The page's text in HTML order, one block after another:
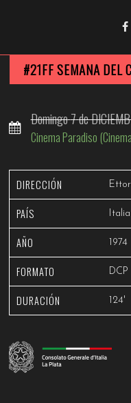
#21FF SEMANA DEL
Domingo7de
Cinema Paradiso
DIRECCIÓN
PAÍS Italia
AÑO 1974
FORMATO DCP
DURACIÓN 124'